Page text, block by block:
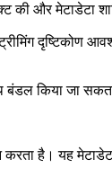
की और मेटाडेटा
दृष्टिकोण
किया जा
है। यह